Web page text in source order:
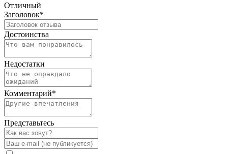
Отличный
Заголовок*
Достоинства
Недостатки
Комментарий*
Представьтесь